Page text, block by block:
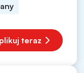
teraz